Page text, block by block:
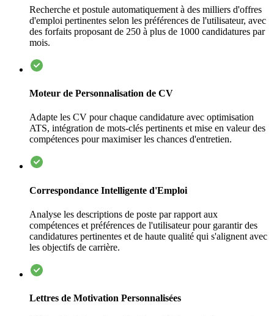
Recherche et postule automatiquement à des milliers d'offres
d'emploi pertinentes selon les préférences de l'utilisateur, avec
des forfaits proposant de 250 à plus de 1000 candidatures par
mois.
Moteur de Personnalisation de CV
Adapte les CV pour chaque candidature avec optimisation
ATS, intégration de mots-clés pertinents et mise en valeur des
compétences pour maximiser les chances d'entretien.
Correspondance Intelligente d'Emploi
Analyse les descriptions de poste par rapport aux
compétences et préférences de l'utilisateur pour garantir des
candidatures pertinentes et de haute qualité qui s'alignent avec
les objectifs de carrière.
Lettres de Motivation Personnalisées